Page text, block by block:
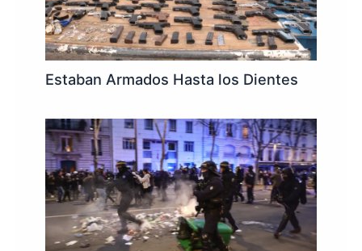
Estaban Armados Hasta los Dientes